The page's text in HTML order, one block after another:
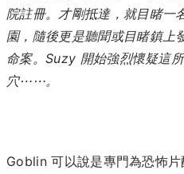
院註冊。才剛抵達，就目睹一
園，隨後更是聽聞或目睹鎮上
命案。Suzy 開始強烈懷疑這
穴⋯⋯。
Goblin 可以說是專門為恐怖